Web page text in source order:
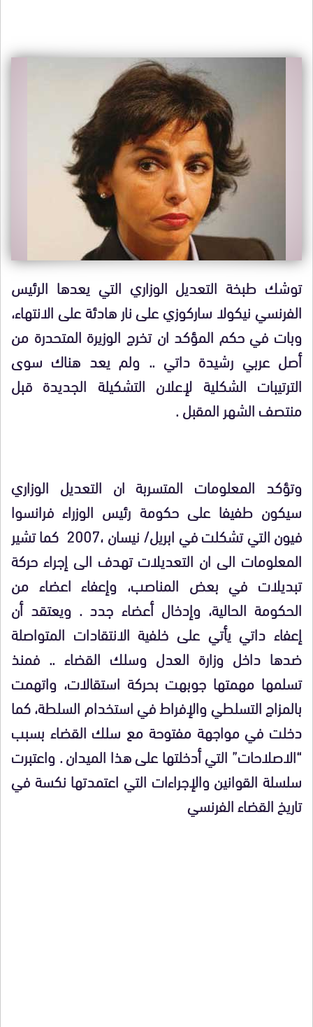
توشك طبخة التعديل الوزاري التي يعدها الرئيس
الفرنسي نيكولا ساركوزي على نار هادئة على الانتهاء،
وبات في حكم المؤكد ان تخرج الوزيرة المتحدرة من
أصل عربي رشيدة داتي .. ولم يعد هناك سوى
الترتيبات الشكلية لإعلان التشكيلة الجديدة قبل
منتصف الشهر المقبل .
وتؤكد المعلومات المتسربة ان التعديل الوزاري
سيكون طفيفا على حكومة رئيس الوزراء فرانسوا
فيون التي تشكلت في ابريل/ نيسان ،2007 كما تشير
المعلومات الى ان التعديلات تهدف الى إجراء حركة
تبديلات في بعض المناصب، وإعفاء اعضاء من
الحكومة الحالية، وإدخال أعضاء جدد . ويعتقد أن
إعفاء داتي يأتي على خلفية الانتقادات المتواصلة
ضدها داخل وزارة العدل وسلك القضاء .. فمنذ
تسلمها مهمتها جوبهت بحركة استقالات، واتهمت
بالمزاج التسلطي والإفراط في استخدام السلطة، كما
دخلت في مواجهة مفتوحة مع سلك القضاء بسبب
“الاصلاحات” التي أدخلتها على هذا الميدان . واعتبرت
سلسلة القوانين والإجراءات التي اعتمدتها نكسة في
تاريخ القضاء الفرنسي